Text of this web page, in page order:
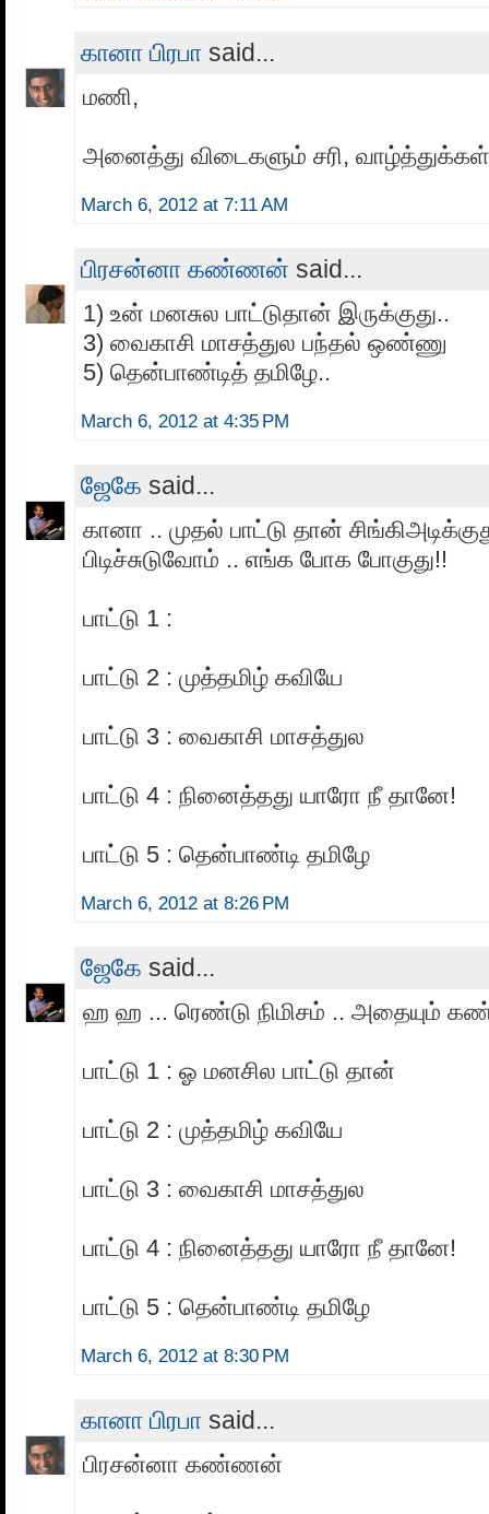
கானா பிரபா said...
மணி,
அனைத்து விடைகளும் சரி,
March 6, 2012 at 7:11 AM
பிரசன்னா கண்ணன் said...
1) உன் மனசுல பாட்டுதான் இருக்குது..
3) வைகாசி மாசத்துல பந்தல் ஒண்ணு
5) தென்பாண்டித் தமிழே..
March 6, 2012 at 4:35 PM
ஜேகே said...
கானா .. முதல் பாட்டு தான்
பிடிச்சுடுவோம் .. எங்க போக போகுது!!
பாட்டு 1 :
பாட்டு 2 : முத்தமிழ் கவியே
பாட்டு 3 : வைகாசி மாசத்துல
பாட்டு 4 : நினைத்தது யாரோ நீ தானே!
பாட்டு 5 : தென்பாண்டி தமிழே
March 6, 2012 at 8:26 PM
ஜேகே said...
ஹ ஹ ... ரெண்டு நிமிசம் .. அதையும்
பாட்டு 1 : ஓ மனசில பாட்டு தான்
பாட்டு 2 : முத்தமிழ் கவியே
பாட்டு 3 : வைகாசி மாசத்துல
பாட்டு 4 : நினைத்தது யாரோ நீ தானே!
பாட்டு 5 : தென்பாண்டி தமிழே
March 6, 2012 at 8:30 PM
கானா பிரபா said...
பிரசன்னா கண்ணன்